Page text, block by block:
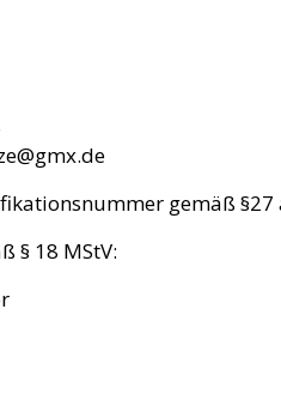
gemäß §27
§ 18 MStV: